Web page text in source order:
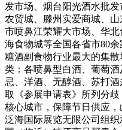
发市场、烟台阳光酒水批
农贸城、滕州实爱商城、
市喷鼻江荣耀大市场、华
海食物城等全国各省市80
糖酒副食物行业最大的集
类：各喷鼻型白酒、葡萄
忌、洋酒、无醇酒、苏打
取《参展申请表》所列分
核心城市，保障节日供应
泛海国际展览无限公司组织